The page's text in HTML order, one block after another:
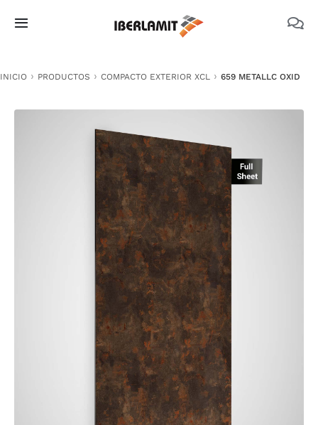
Toggle
NOSOTROS
DOCUMENTACIÓN TÉCNICA
INICIO PRODUCTOS COMPACTO EXTERIOR XCL 659 METALLC OXID